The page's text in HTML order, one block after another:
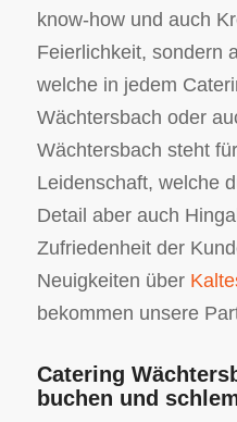
know-how und auch
Feierlichkeit, sondern
welche in jedem
Wächtersbach oder
Wächtersbach steht
Leidenschaft, welche
Detail aber auch
Zufriedenheit der
Neuigkeiten über
bekommen unsere
Catering
buchen und